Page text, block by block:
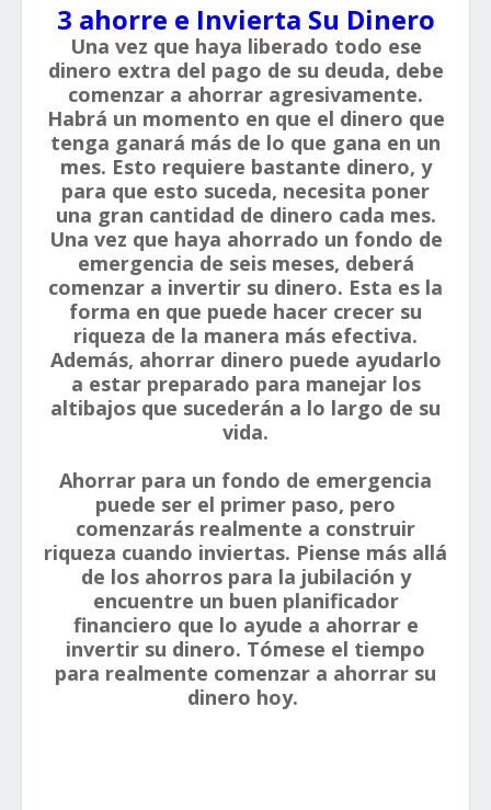
3 ahorre e Invierta Su Dinero
Una vez que haya liberado todo ese
dinero extra del pago de su deuda, debe
comenzar a ahorrar agresivamente.
Habrá un momento en que el dinero que
tenga ganará más de lo que gana en un
mes. Esto requiere bastante dinero, y
para que esto suceda, necesita poner
una gran cantidad de dinero cada mes.
Una vez que haya ahorrado un fondo de
emergencia de seis meses, deberá
comenzar a invertir su dinero. Esta es la
forma en que puede hacer crecer su
riqueza de la manera más efectiva.
Además, ahorrar dinero puede ayudarlo
a estar preparado para manejar los
altibajos que sucederán a lo largo de su
vida.
Ahorrar para un fondo de emergencia
puede ser el primer paso, pero
comenzarás realmente a construir
riqueza cuando inviertas. Piense más allá
de los ahorros para la jubilación y
encuentre un buen planificador
financiero que lo ayude a ahorrar e
invertir su dinero. Tómese el tiempo
para realmente comenzar a ahorrar su
dinero hoy.